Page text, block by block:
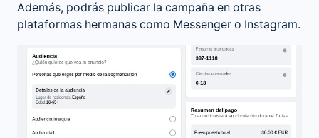
Además, podrás publicar la campaña en otras
plataformas hermanas como Messenger o Instagram.